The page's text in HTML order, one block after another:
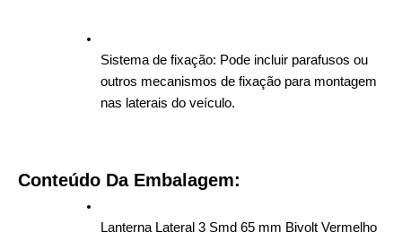
Sistema de fixação: Pode incluir parafusos ou
outros mecanismos de fixação para montagem
nas laterais do veículo.
Conteúdo Da Embalagem:
Lanterna Lateral 3 Smd 65 mm Bivolt Vermelho